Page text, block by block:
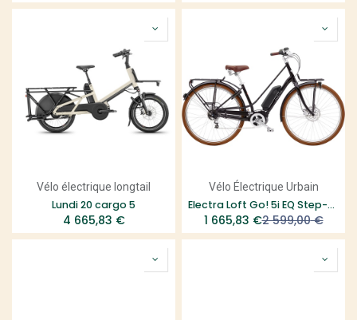
Vélo électrique longtail
Lundi 20 cargo 5
4 665,83 €
Vélo Électrique Urbain
Electra Loft Go! 5i EQ Step-Thru
1 665,83 €2 599,00€